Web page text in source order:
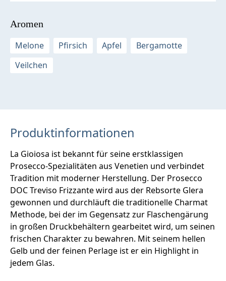
Aromen
Melone
Pfirsich Apfel
Bergamotte
Veilchen
Produktinformationen
La Gioiosa ist bekannt für seine erstklassigen
Prosecco-Spezialitäten aus Venetien und verbindet
Tradition mit moderner Herstellung. Der Prosecco
DOC Treviso Frizzante wird aus der Rebsorte Glera
gewonnen und durchläuft die traditionelle Charmat
Methode, bei der im Gegensatz zur Flaschengärung
in großen Druckbehältern gearbeitet wird, um seinen
frischen Charakter zu bewahren. Mit seinem hellen
Gelb und der feinen Perlage ist er ein Highlight in
jedem Glas.